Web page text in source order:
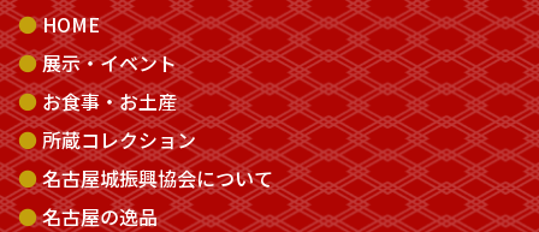
HOME
展示・イベント
お食事・お土産
所蔵コレクション
名古屋城振興協会について
名古屋の逸品